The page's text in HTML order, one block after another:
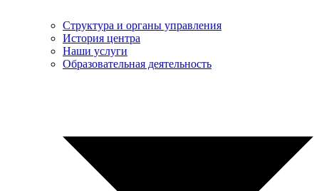
Структура и органы управления
История центра
Наши услуги
Образовательная деятельность